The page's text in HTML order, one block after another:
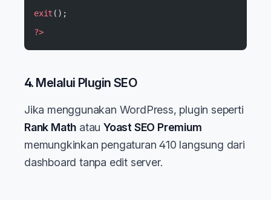
exit ();
?>
4. Melalui Plugin SEO
Jika menggunakan WordPress, plugin seperti
Rank Math atauYoast SEO Premium
memungkinkan pengaturan 410 langsung dari
dashboard tanpa edit server.